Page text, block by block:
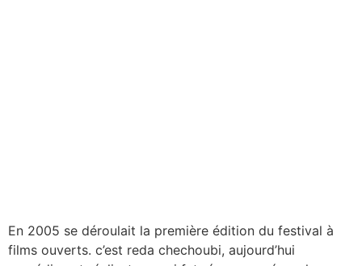
En 2005 se déroulait la première édition du festival à
films ouverts. c’est reda chechoubi, aujourd’hui